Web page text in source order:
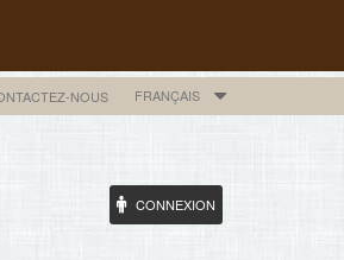
FRANÇAIS
NOUS
CONNEXION